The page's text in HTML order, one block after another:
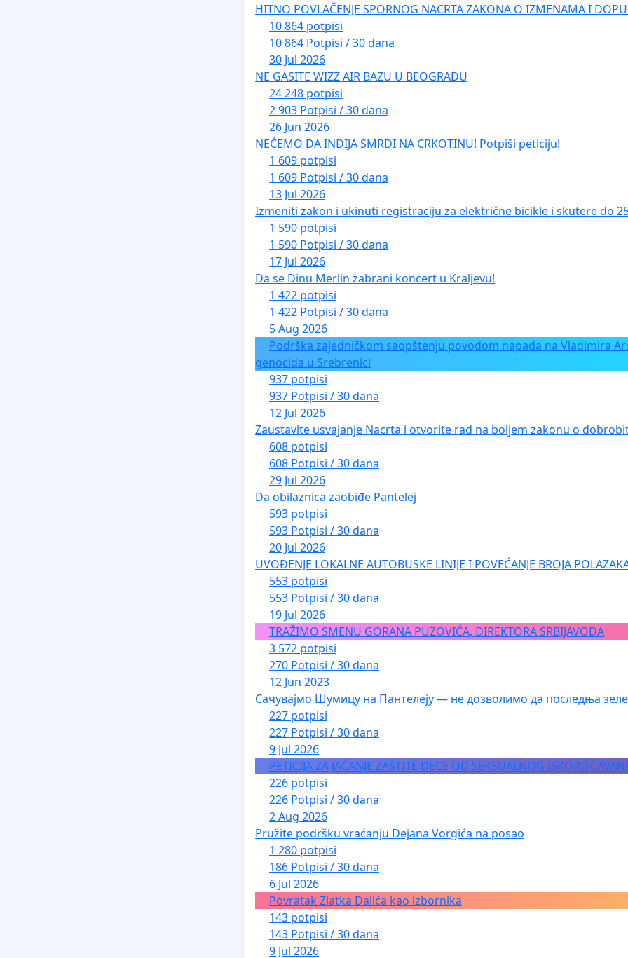
HITNO POVLAČENJE SPORNOG NACRTA ZAKONA O IZMENAMA I
10 864 potpisi
10 864 Potpisi / 30 dana
30 Jul 2026
NE GASITE WIZZ AIR BAZU U BEOGRADU
24 248 potpisi
2 903 Potpisi / 30 dana
26 Jun 2026
NEĆEMO DA INĐIJA SMRDI NA CRKOTINU! Potpiši peticiju!
1 609 potpisi
1 609 Potpisi / 30 dana
13 Jul 2026
Izmeniti zakon i ukinuti registraciju za električne bicikle i skutere do
1 590 potpisi
1 590 Potpisi / 30 dana
17 Jul 2026
Da se Dinu Merlin zabrani koncert u Kraljevu!
1 422 potpisi
1 422 Potpisi / 30 dana
5 Aug 2026
Podrška zajedničkom saopštenju povodom napada na Vladimira
genocida u Srebrenici
937 potpisi
937 Potpisi / 30 dana
12 Jul 2026
Zaustavite usvajanje Nacrta i otvorite rad na boljem zakonu o
608 potpisi
608 Potpisi / 30 dana
29 Jul 2026
Da obilaznica zaobiđe Pantelej
593 potpisi
593 Potpisi / 30 dana
20 Jul 2026
UVOĐENJE LOKALNE AUTOBUSKE LINIJE I POVEĆANJE BROJA
553 potpisi
553 Potpisi / 30 dana
19 Jul 2026
TRAŽIMO SMENU GORANA PUZOVIĆA, DIREKTORA SRBIJAVODA
3 572 potpisi
270 Potpisi / 30 dana
12 Jun 2023
Сачувајмо Шумицу на Пантелеју — не дозволимо да последња
227 potpisi
227 Potpisi / 30 dana
9 Jul 2026
PETICIJA ZA JAČANJE ZAŠTITE DECE OD SEKSUALNOG
226 potpisi
226 Potpisi / 30 dana
2 Aug 2026
Pružite podršku vraćanju Dejana Vorgića na posao
1 280 potpisi
186 Potpisi / 30 dana
6 Jul 2026
Povratak Zlatka Dalića kao izbornika
143 potpisi
143 Potpisi / 30 dana
9 Jul 2026